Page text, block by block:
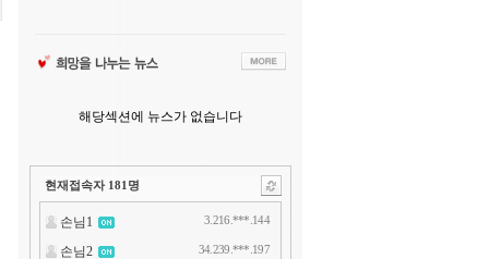
해당섹션에 뉴스가 없습니다
현재접속자 181 명